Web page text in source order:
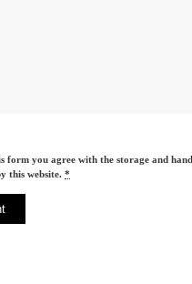
form you agree with the storage and
this website.*